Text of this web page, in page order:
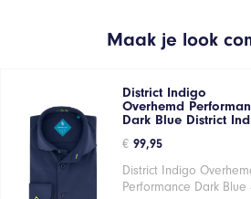
Maak je look
District Indigo
Overhemd
Dark Blue District
€ 99,95
District Indigo
Performance Dark Blue